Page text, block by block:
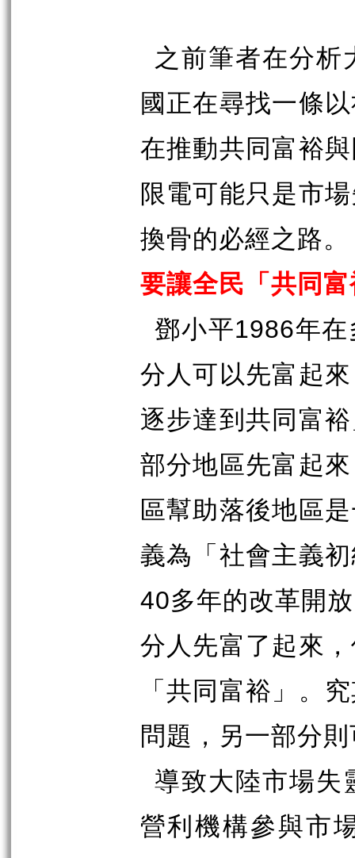
之前筆者在分析
國正在尋找一條
在推動共同富裕
限電可能只是市
換骨的必經之路。
要讓全民「共同
鄧小平1986年在
分人可以先富起
逐步達到共同富
部分地區先富起
區幫助落後地區
義為「社會主義
40多年的改革開
分人先富了起來
「共同富裕」。
問題，另一部分
導致大陸市場失
營利機構參與市